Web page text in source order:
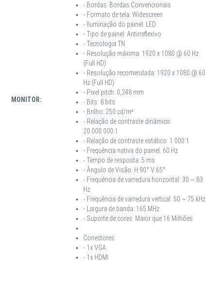
MONITOR:
- Bordas: Bordas Convencionais
- Formato de tela: Widescreen
- Iluminação do painel: LED
- Tipo de painel: Antirreflexivo
- Tecnologia TN
- Resolução máxima: 1920 x 1080 @ 60 Hz
(Full HD)
- Resolução recomendada: 1920 x 1080 @ 60
Hz (Full HD)
- Pixel pitch: 0,248 mm
- Bits: 8 bits
- Brilho: 250 cd/m²
- Relação de contraste dinâmico:
20.000.000:1
- Relação de contraste estático: 1.000:1
- Frequência nativa do painel: 60 Hz
- Tempo de resposta: 5 ms
- Ângulo de Visão: H:90° V:65°
- Frequência de varredura horizontal: 30 ~ 83
Hz
- Frequência de varredura vertical: 50 ~ 75 kHz
- Largura de banda: 165 MHz
- Suporte de cores: Maior que 16 Milhões
Conectores:
- 1x VGA
- 1x HDMI